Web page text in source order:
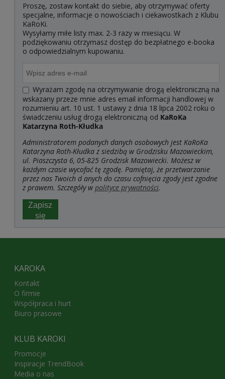
Proszę, zostaw kontakt do siebie, aby otrzymywać oferty
specjalne, informacje o nowościach i ciekawostkach z Klubu
KaRoKi.
Wysyłamy miłe listy max. 2-3 razy w miesiącu. W
podziękowaniu otrzymasz dostęp do bezpłatnego e-booka
o odpowiedzialnym kupowaniu.
Wyrażam zgodę na otrzymywanie drogą elektroniczną na
wskazany przeze mnie adres email informacji handlowej w
rozumieniu art. 10 ust. 1 ustawy z dnia 18 lipca 2002 roku o
świadczeniu usług drogą elektroniczną od KaRoKa
Katarzyna Roth-Kłudka
Administratorem podanych danych osobowych jest KaRoKa
Katarzyna Roth-Kłudka z siedzibą w Grodzisku Mazowieckim,
ul. Piaszczysta 6, 05-825 Grodzisk Mazowiecki. Możesz w
każdym czasie wycofać tę zgodę. Pamiętaj, że przetwarzanie
przez nas Twoich d anych do czasu cofnięcia zgody jest zgodne
z prawem. Szczegóły w polityce prywatności.
Zapisz
się
KAROKA
Kontakt
O firmie
Współpraca i hurt
Biuro prasowe
KLUB KAROKI
Promocje
Inspiracje TrendBook
Media o nas